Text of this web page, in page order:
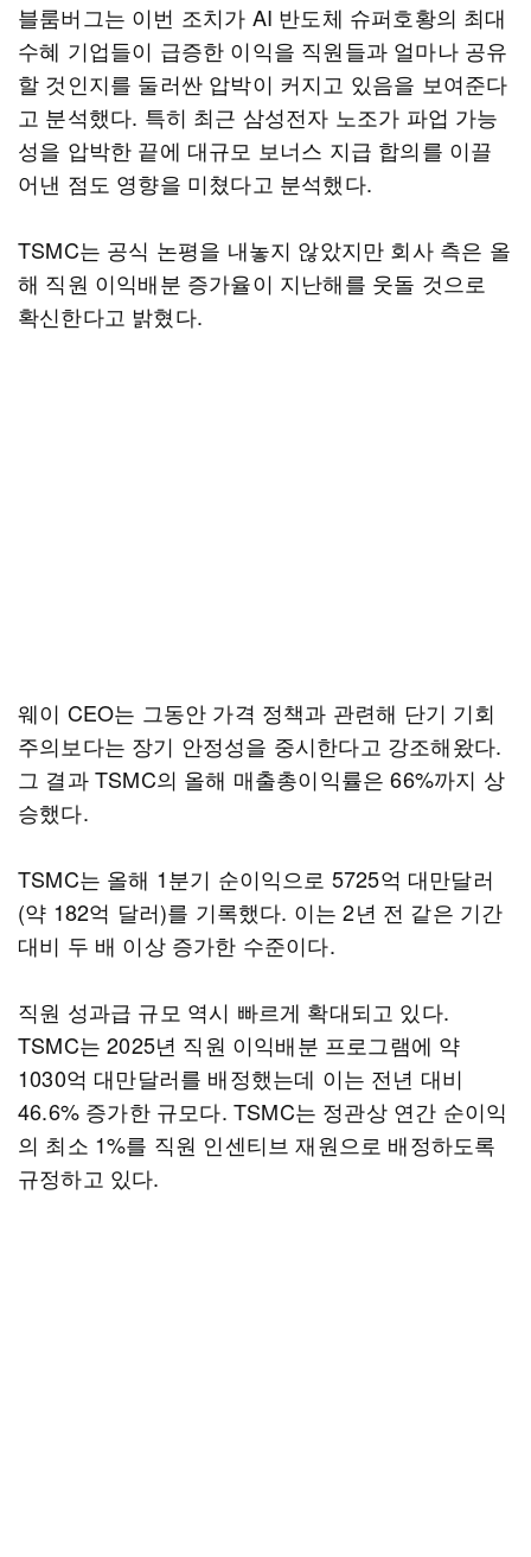
블룸버그는 이번 조치가 AI 반도체 슈퍼호황의 최대
수혜 기업들이 급증한 이익을 직원들과 얼마나 공유
할 것인지를 둘러싼 압박이 커지고 있음을 보여준다
고 분석했다. 특히 최근 삼성전자 노조가 파업 가능
성을 압박한 끝에 대규모 보너스 지급 합의를 이끌
어낸 점도 영향을 미쳤다고 분석했다.
TSMC는 공식 논평을 내놓지 않았지만 회사 측은 올
해 직원 이익배분 증가율이 지난해를 웃돌 것으로
확신한다고 밝혔다.
웨이 CEO는 그동안 가격 정책과 관련해 단기 기회
주의보다는 장기 안정성을 중시한다고 강조해왔다.
그 결과 TSMC의 올해 매출총이익률은 66%까지 상
승했다.
TSMC는 올해 1분기 순이익으로 5725억 대만달러
(약 182억 달러)를 기록했다. 이는 2년 전 같은 기간
대비 두 배 이상 증가한 수준이다.
직원 성과급 규모 역시 빠르게 확대되고 있다.
TSMC는 2025년 직원 이익배분 프로그램에 약
1030억 대만달러를 배정했는데 이는 전년 대비
46.6% 증가한 규모다. TSMC는 정관상 연간 순이익
의 최소 1%를 직원 인센티브 재원으로 배정하도록
규정하고 있다.